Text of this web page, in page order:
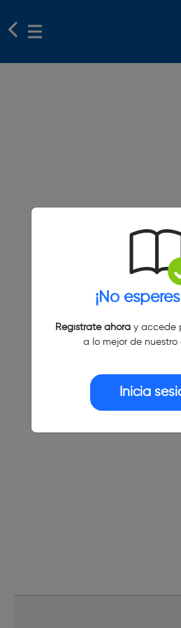
¡No
Regístrate ahoray accede
a lo mejor de nuestro
Inicia